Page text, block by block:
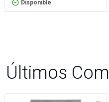
Disponible
Últimos